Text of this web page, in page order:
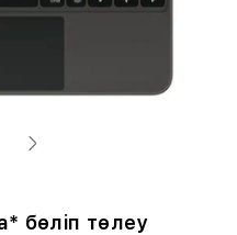
бөліп төлеу